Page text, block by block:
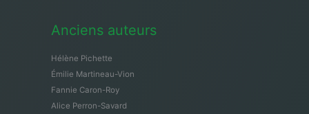
Anciens auteurs
Hélène Pichette
Émilie Martineau-Vion
Fannie Caron-Roy
Alice Perron-Savard